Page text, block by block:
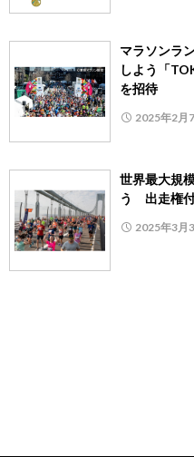
マラソンラ
しよう「
を招待
2025年2月
世界最大規
う 出走権
2025年3月